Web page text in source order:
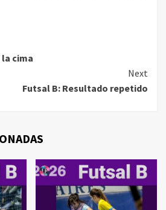
la cima
Next
Futsal B: Resultado repetido